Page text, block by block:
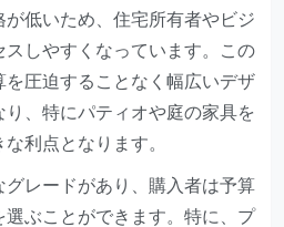
低いため、住宅所有者やビジ
しやすくなっています。この
を圧迫することなく幅広いデザ
、特にパティオや庭の家具を
利点となります。
レードがあり、購入者は予算
ぶことができます。特に、プ